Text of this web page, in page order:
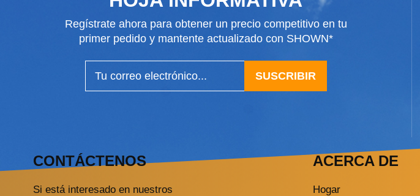
Regístrate ahora para obtener un precio competitivo en tu
primer pedido y mantente actualizado con SHOWN*
SUSCRIBIR
CONTÁCTENOS
Si está interesado en nuestros
ACERCA DE
Hogar